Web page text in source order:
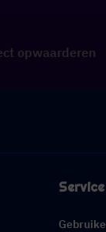
opwaarderen
Service